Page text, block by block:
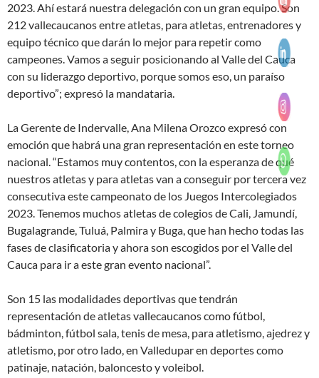
2023. Ahí estará nuestra delegación con un gran equipo. Son
212 vallecaucanos entre atletas, para atletas, entrenadores y
equipo técnico que darán lo mejor para repetir como
campeones. Vamos a seguir posicionando al Valle del Cauca
con su liderazgo deportivo, porque somos eso, un paraíso
deportivo”; expresó la mandataria.
La Gerente de Indervalle, Ana Milena Orozco expresó con
emoción que habrá una gran representación en este torneo
nacional. “Estamos muy contentos, con la esperanza de qué
nuestros atletas y para atletas van a conseguir por tercera vez
consecutiva este campeonato de los Juegos Intercolegiados
2023. Tenemos muchos atletas de colegios de Cali, Jamundí,
Bugalagrande, Tuluá, Palmira y Buga, que han hecho todas las
fases de clasificatoria y ahora son escogidos por el Valle del
Cauca para ir a este gran evento nacional”.
Son 15 las modalidades deportivas que tendrán
representación de atletas vallecaucanos como fútbol,
bádminton, fútbol sala, tenis de mesa, para atletismo, ajedrez y
atletismo, por otro lado, en Valledupar en deportes como
patinaje, natación, baloncesto y voleibol.